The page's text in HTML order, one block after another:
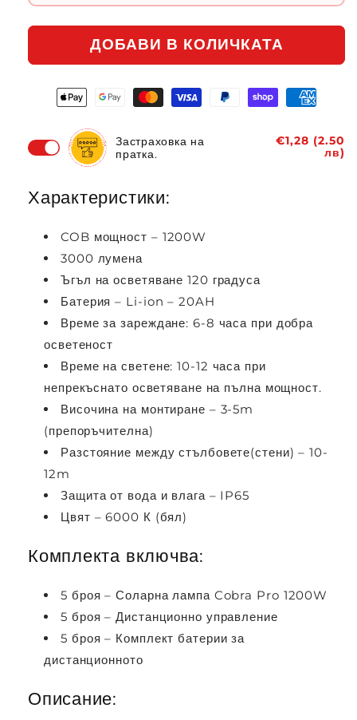
ДОБАВИ В КОЛИЧКАТА
Застраховка на
пратка.
€1,28 (2.50
лв)
Характеристики:
COB мощност – 1200W
3000 лумена
Ъгъл на осветяване 120 градуса
Батерия – Li-ion – 20AH
Време за зареждане: 6-8 часа при добра
осветеност
Време на светене: 10-12 часа при
непрекъснато осветяване на пълна мощност.
Височина на монтиране – 3-5m
(препоръчителна)
Разстояние между стълбовете(стени) – 10-
12m
Защита от вода и влага – IP65
Цвят – 6000 К (бял)
Комплекта включва:
5 броя – Соларна лампа Cobra Pro 1200W
5 броя – Дистанционно управление
5 броя – Комплект батерии за
дистанционното
Описание: